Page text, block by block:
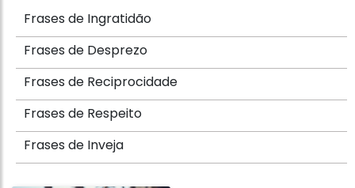
Frases de Ingratidão
Frases de Desprezo
Frases de Reciprocidade
Frases de Respeito
Frases de Inveja